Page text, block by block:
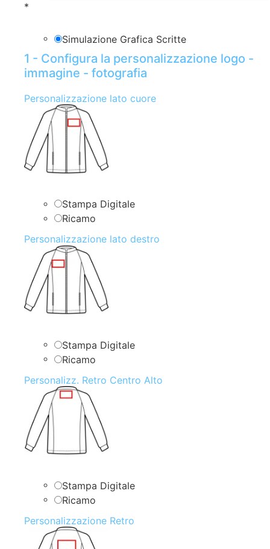
*
Simulazione Grafica Scritte
1 - Configura la personalizzazione logo -
immagine - fotografia
Personalizzazione lato cuore
Stampa Digitale
Ricamo
Personalizzazione lato destro
Stampa Digitale
Ricamo
Personalizz. Retro Centro Alto
Stampa Digitale
Ricamo
Personalizzazione Retro